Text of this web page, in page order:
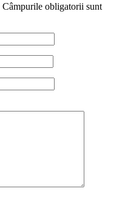
Câmpurile obligatorii sunt